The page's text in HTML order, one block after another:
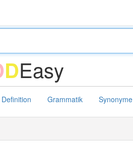
DEasy
Definition Grammatik Synonyme